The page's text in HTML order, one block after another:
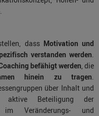
dass Motivation und
verstanden werden.
befähigt werden, die
hinein zu tragen.
über Inhalt und
aktive Beteiligung der
im Veränderungs- und